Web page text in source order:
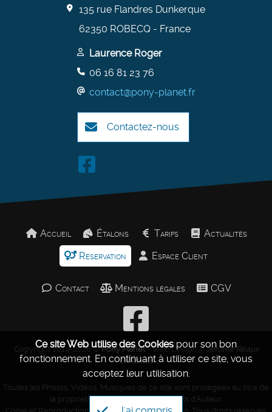
135 rue Flandres Dunkerque
62350 ROBECQ - France
Laurence Roger
06 16 81 23 76
contact@pony-planet.fr
Contactez-nous
Accueil Étalons Tarifs
Actualités
Réservation
Espace Client
Contact Mentions légales CGV
Copyright 2014-2026 ©Pony Planet - Web Design ©Jérôme Réaux
Créations
Toutes les Photos, Vidéos, Musiques de ce site sont protégées au titre de
la propriété intellectuelle et des Droits d'Auteur.
Ce site Web utilise des Cookiespour son bon
fonctionnement. En continuant à utiliser ce site, vous
acceptez leur utilisation.